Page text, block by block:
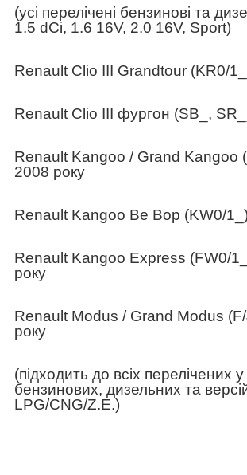
(усі перелічені бензинові та
1.5 dCi, 1.6 16V, 2.0 16V, Sport)
Renault Clio III Grandtour (KR0/
Renault Clio III фургон (SB_,
Renault Kangoo / Grand Kangoo
2008 року
Renault Kangoo Be Bop (KW0/
Renault Kangoo Express (FW0/
року
Renault Modus / Grand Modus
року
(підходить до всіх перелічених
бензинових, дизельних та
LPG/CNG/Z.E.)